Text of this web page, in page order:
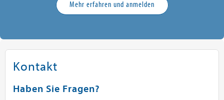
Mehr erfahren und anmelden
Kontakt
Haben Sie Fragen?